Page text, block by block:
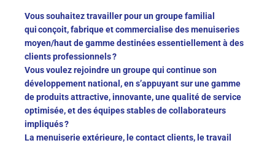
Vous souhaitez travailler pour un groupe familial
qui conçoit, fabrique et commercialise des menuiseries
moyen/haut de gamme destinées essentiellement à des
clients professionnels ?
Vous voulez rejoindre un groupe qui continue son
développement national, en s’appuyant sur une gamme
de produits attractive, innovante, une qualité de service
optimisée, et des équipes stables de collaborateurs
impliqués ?
La menuiserie extérieure, le contact clients, le travail